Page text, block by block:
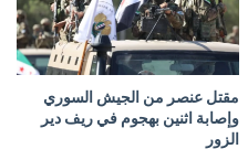
مقتل عنصر من الجيش السوري
وإصابة اثنين بهجوم في ريف دير
الزور